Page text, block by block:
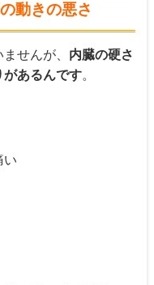
動きの悪さ
せんが、 内臓の硬さ
があるんです。
い